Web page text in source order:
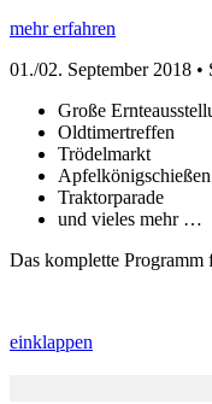
mehr erfahren
01./02. September 2018 •
Große
Oldtimertreffen
Trödelmarkt
Traktorparade
und vieles mehr …
Das komplette Programm
einklappen